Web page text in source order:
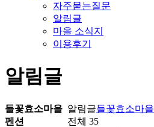
자주묻는질문
알림글
마을 소식지
이용후기
알림글
알림글들꽃효소마을
전체 35
들꽃효소마을
펜션